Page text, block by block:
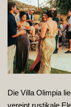
Die Villa Olimpia
vereint rustikale